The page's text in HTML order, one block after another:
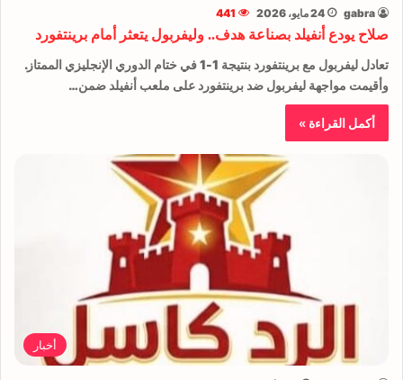
gabra 24 مايو، 2026 441
صلاح يودع أنفيلد بصناعة هدف.. وليفربول يتعثر أمام برينتفورد
تعادل ليفربول مع برينتفورد بنتيجة 1-1 في ختام الدوري الإنجليزي الممتاز.
وأقيمت مواجهة ليفربول ضد برينتفورد على ملعب أنفيلد ضمن…
أكمل القراءة »
أخبار